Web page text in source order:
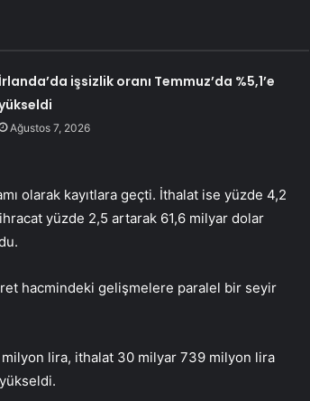
İrlanda’da işsizlik oranı Temmuz’da %5,1’e
Ağustos 7, 2026
olarak kayıtlara geçti. İthalat ise yüzde 4,2
yüzde 2,5 artarak 61,6 milyar dolar
hacmindeki gelişmelere paralel bir seyir
lira, ithalat 30 milyar 739 milyon lira